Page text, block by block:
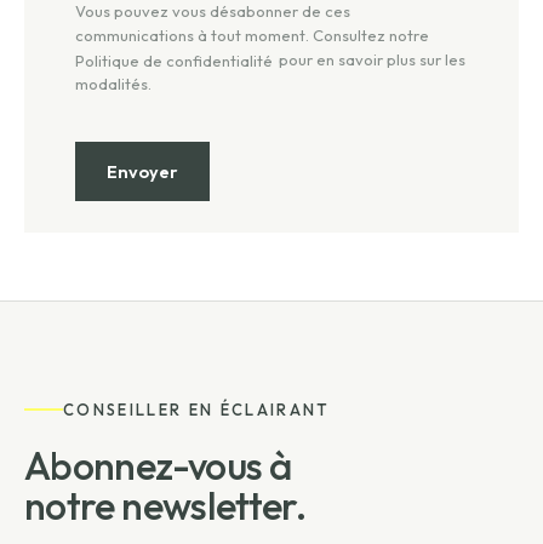
Vous pouvez vous désabonner de ces
communications à tout moment. Consultez notre
Politique de confidentialité pour en savoir plus sur les
modalités.
CONSEILLER EN ÉCLAIRANT
Abonnez-vous à
notre newsletter.